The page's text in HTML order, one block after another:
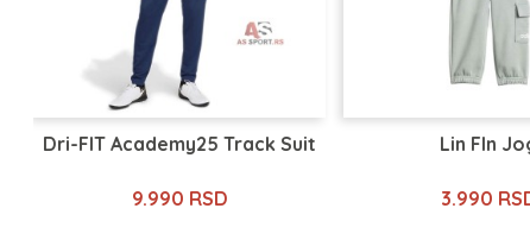
Dri-FIT Academy25 Track Suit
9.990 RSD
Lin Fln
3.990